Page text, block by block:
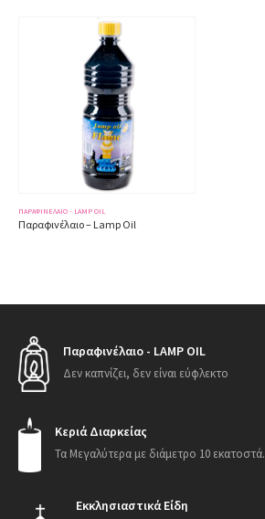
ΠΑΡΑΦΙΝΈΛΑΙΟ - LAMP OIL
Παραφινέλαιο – Lamp Oil
Παραφινέλαιο - LAMP OIL
Δεν καπνίζει, δεν είναι εύφλεκτο
Κεριά Διαρκείας
Τα Μεγαλύτερα με διάμετρο 10 εκατοστά.
Εκκλησιαστικά Είδη